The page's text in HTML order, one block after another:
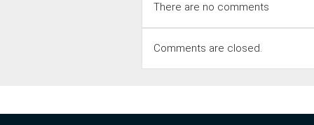
There are no comments
Comments are closed.